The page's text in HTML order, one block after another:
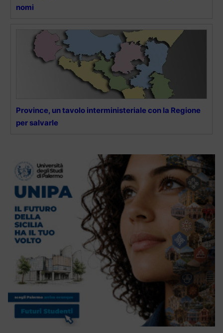
nomi
Province, un tavolo interministeriale con la Regione
per salvarle